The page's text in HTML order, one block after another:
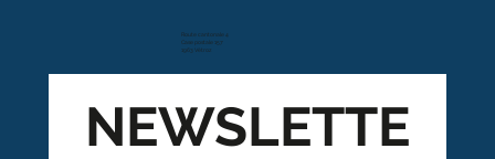
Route cantonale 4
Case postale 157
1963 Vétroz
NEWSLETTE